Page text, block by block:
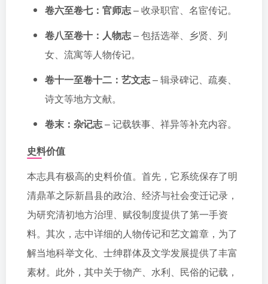
卷六至卷七：官师志– 收录职官、名宦传记。
卷八至卷十：人物志– 包括选举、乡贤、列
女、流寓等人物传记。
卷十一至卷十二：艺文志– 辑录碑记、疏奏、
诗文等地方文献。
卷末：杂记志– 记载轶事、祥异等补充内容。
史料价值
本志具有极高的史料价值。首先，它系统保存了明
清鼎革之际新昌县的政治、经济与社会变迁记录，
为研究清初地方治理、赋役制度提供了第一手资
料。其次，志中详细的人物传记和艺文篇章，为了
解当地科举文化、士绅群体及文学发展提供了丰富
素材。此外，其中关于物产、水利、民俗的记载，